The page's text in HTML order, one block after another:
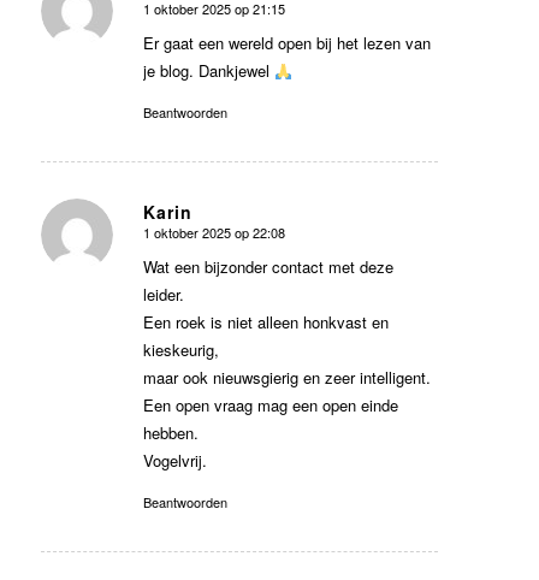
zegt:
1 oktober 2025 op 21:15
Er gaat een wereld open bij het lezen van
je blog. Dankjewel
Beantwoorden
Karin
zegt:
1 oktober 2025 op 22:08
Wat een bijzonder contact met deze
leider.
Een roek is niet alleen honkvast en
kieskeurig,
maar ook nieuwsgierig en zeer intelligent.
Een open vraag mag een open einde
hebben.
Vogelvrij.
Beantwoorden